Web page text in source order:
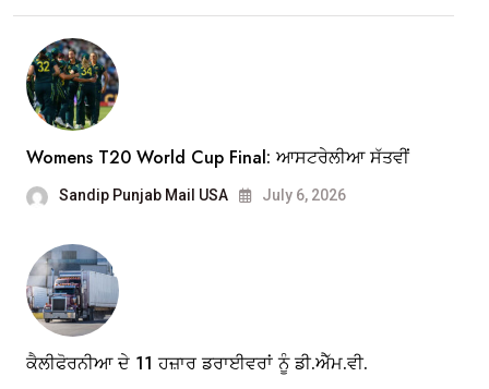
Womens T20 World Cup Final: ਆਸਟਰੇਲੀਆ ਸੱਤਵੀਂ
Sandip Punjab Mail USA July 6, 2026
ਕੈਲੀਫੋਰਨੀਆ ਦੇ 11 ਹਜ਼ਾਰ ਡਰਾਈਵਰਾਂ ਨੂੰ ਡੀ.ਐੱਮ.ਵੀ.